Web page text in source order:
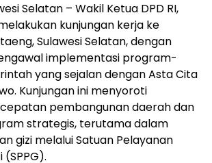
Selatan – Wakil Ketua DPD RI,
kunjungan kerja ke
Sulawesi Selatan, dengan
implementasi program-
yang sejalan dengan Asta Cita
Kunjungan ini menyoroti
pembangunan daerah dan
strategis, terutama dalam
gizi melalui Satuan Pelayanan
(SPPG).